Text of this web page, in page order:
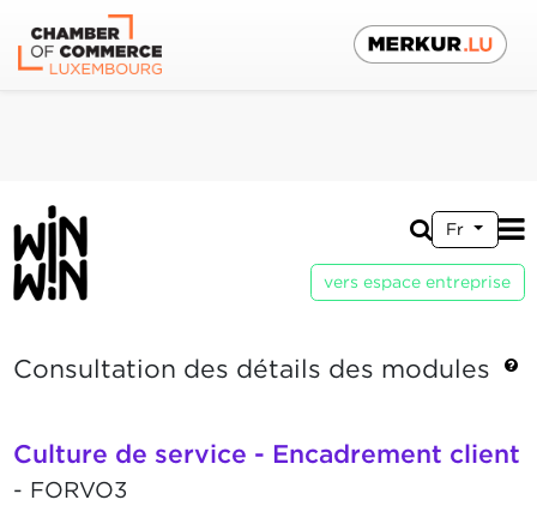
Fr
vers espace entreprise
Consultation des détails des modules
Culture de service - Encadrement client
- FORVO3